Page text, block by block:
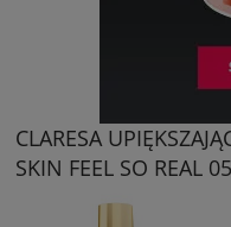
CLARESA
SKIN FEEL SO REAL